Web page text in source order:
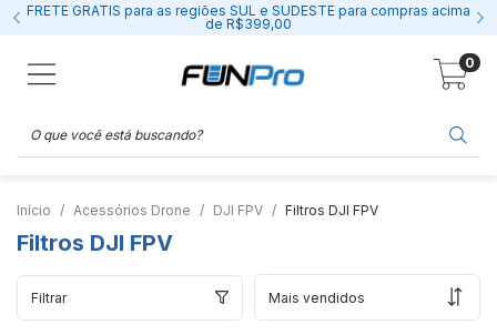
FRETE GRÁTIS para as regiões SUL e SUDESTE para compras acima
de R$399,00
0
Início Acessórios Drone DJI FPV Filtros DJI FPV
Filtros DJI FPV
Filtrar